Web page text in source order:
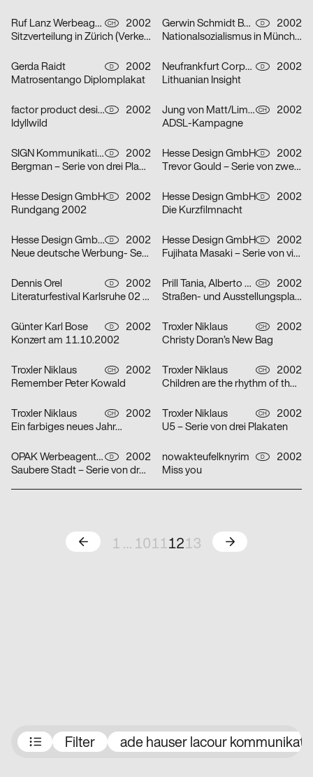
Preisträger:innen
Filter ade hauser lacour
Ruf Lanz Werbeagentur AG CH
2002
Sitzverteilung in Zürich (Verkehrsbetriebe Zürich)
Gerwin Schmidt Büro für visuelle Gestaltung D
2002
Nationalsozialismus in München
Gerda Raidt D
2002
Matrosentango Diplomplakat
Neufrankfurt Corporate Design GmbH D
2002
Lithuanian Insight
factor product designagentur D
2002
Idyllwild
Jung von Matt/Limmat AG CH
2002
ADSL-Kampagne
SIGN Kommunikation GmbH D
2002
Bergman – Serie von drei Plakaten
Hesse Design GmbH D
2002
Trevor Gould – Serie von zwei Plakaten
Hesse Design GmbH D
2002
Rundgang 2002
Hesse Design GmbH D
2002
Die Kurzfilmnacht
Hesse Design GmbH, Arthur Marek, Guido Heffels, Christian Boros, nowakteufelknyrim D
2002
Neue deutsche Werbung- Serie von drei Plakaten
Hesse Design GmbH D
2002
Fujihata Masaki – Serie von vier Plakaten
Dennis Orel D
2002
Literaturfestival Karlsruhe 02 – Serie von drei Plakaten
Prill Tania, Alberto Vieceli CH
2002
Straßen- und Ausstellungsplakate: Stand der Dinge: Neustes Wohnen in Zürich – Serie von sechs Plakaten
Günter Karl Bose D
2002
Konzert am 11.10.2002
Troxler Niklaus CH
2002
Christy Doran’s New Bag
Troxler Niklaus CH
2002
Remember Peter Kowald
Troxler Niklaus CH
2002
Children are the rhythm of the world
Troxler Niklaus CH
2002
Ein farbiges neues Jahr…
Troxler Niklaus CH
2002
U5 – Serie von drei Plakaten
OPAK Werbeagentur D
2002
Saubere Stadt – Serie von drei Plakaten
nowakteufelknyrim D
2002
Miss you
Zurück
1 … 10111213